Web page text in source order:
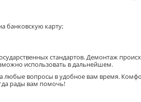
банковскую карту;
стандартов. Демонтаж
использовать в дальнейшем.
любые вопросы в удобное вам время.
рады вам помочь!